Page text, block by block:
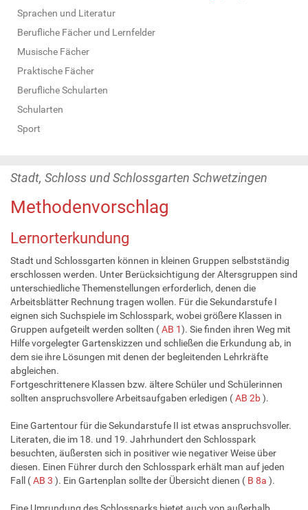
Sprachen und Literatur
Berufliche Fächer und Lernfelder
Musische Fächer
Praktische Fächer
Berufliche Schularten
Schularten
Sport
Stadt, Schloss und Schlossgarten Schwetzingen
Methodenvorschlag
Lernorterkundung
Stadt und Schlossgarten können in kleinen Gruppen selbstständig
erschlossen werden. Unter Berücksichtigung der Altersgruppen sind
unterschiedliche Themenstellungen erforderlich, denen die
Arbeitsblätter Rechnung tragen wollen. Für die Sekundarstufe I
eignen sich Suchspiele im Schlosspark, wobei größere Klassen in
Gruppen aufgeteilt werden sollten (AB 1). Sie finden ihren Weg mit
Hilfe vorgelegter Gartenskizzen und schließen die Erkundung ab, in
dem sie ihre Lösungen mit denen der begleitenden Lehrkräfte
abgleichen.
Fortgeschrittenere Klassen bzw. ältere Schüler und Schülerinnen
sollten anspruchsvollere Arbeitsaufgaben erledigen (AB 2b).
Eine Gartentour für die Sekundarstufe II ist etwas anspruchsvoller.
Literaten, die im 18. und 19. Jahrhundert den Schlosspark
besuchten, äußersten sich in positiver wie negativer Weise über
diesen. Einen Führer durch den Schlosspark erhält man auf jeden
Fall (AB 3 ). Ein Gartenplan sollte der Übersicht dienen ( B 8a ).